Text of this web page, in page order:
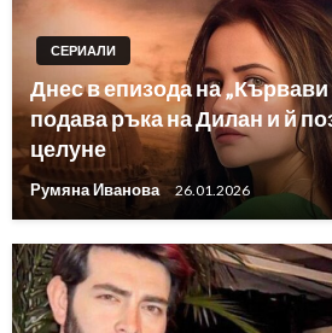
СЕРИАЛИ
Днес в епизода на „Кървави
подава ръка на Дилан и й
целуне
Румяна Иванова 26.01.2026